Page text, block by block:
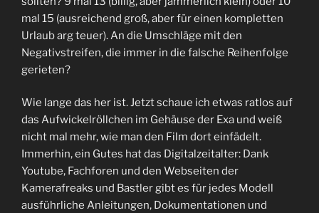
mal 15 (ausreichend groß, aber für einen kompletten
Urlaub arg teuer). An die Umschläge mit den
Negativstreifen, die immer in die falsche Reihenfolge
gerieten?
Wie lange das her ist. Jetzt schaue ich etwas ratlos auf
das Aufwickelröllchen im Gehäuse der Exa und weiß
nicht mal mehr, wie man den Film dort einfädelt.
Immerhin, ein Gutes hat das Digitalzeitalter: Dank
Youtube, Fachforen und den Webseiten der
Kamerafreaks und Bastler gibt es für jedes Modell
ausführliche Anleitungen, Dokumentationen und